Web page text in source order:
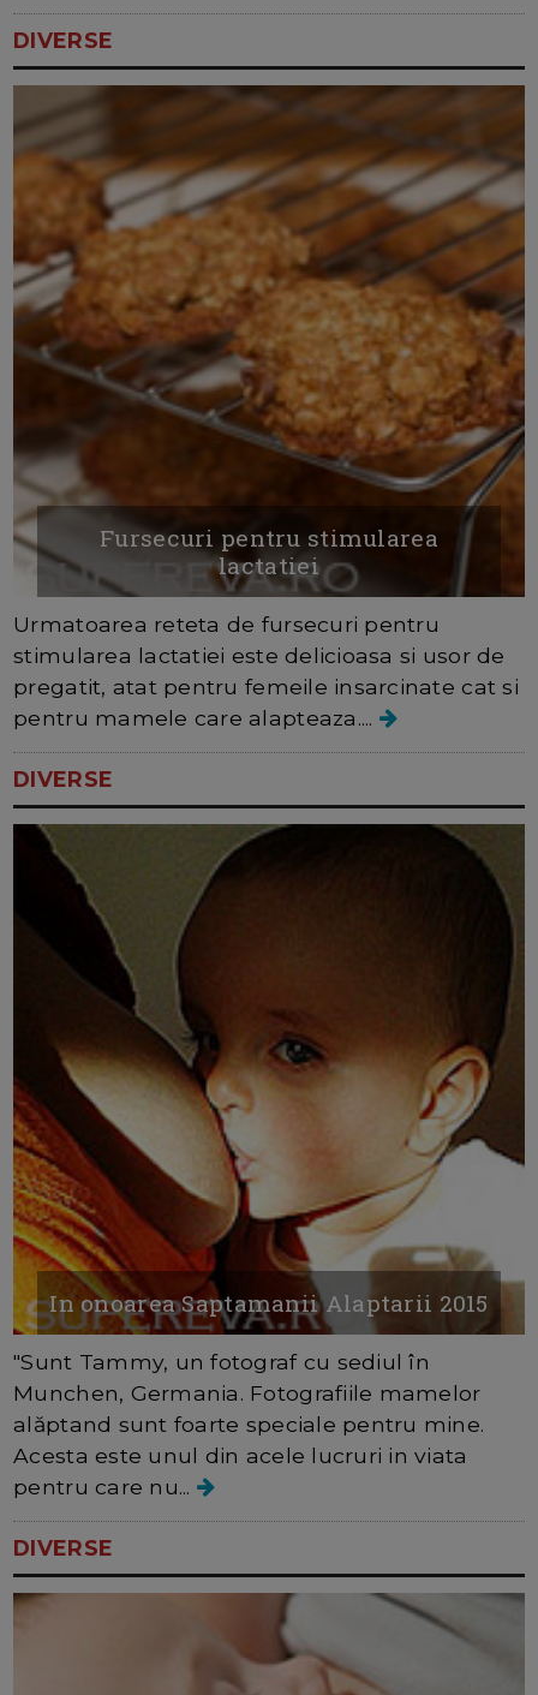
DIVERSE
Fursecuri pentru stimularea
lactatiei
Urmatoarea reteta de fursecuri pentru
stimularea lactatiei este delicioasa si usor de
pregatit, atat pentru femeile insarcinate cat si
pentru mamele care alapteaza....
DIVERSE
In onoarea Saptamanii Alaptarii 2015
"Sunt Tammy, un fotograf cu sediul în
Munchen, Germania. Fotografiile mamelor
alăptand sunt foarte speciale pentru mine.
Acesta este unul din acele lucruri in viata
pentru care nu...
DIVERSE